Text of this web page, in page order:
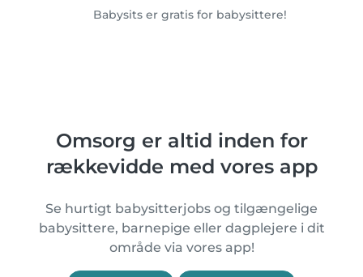
Babysits er gratis for babysittere!
Omsorg er altid inden for
rækkevidde med vores app
Se hurtigt babysitterjobs og tilgængelige
babysittere, barnepige eller dagplejere i dit
område via vores app!